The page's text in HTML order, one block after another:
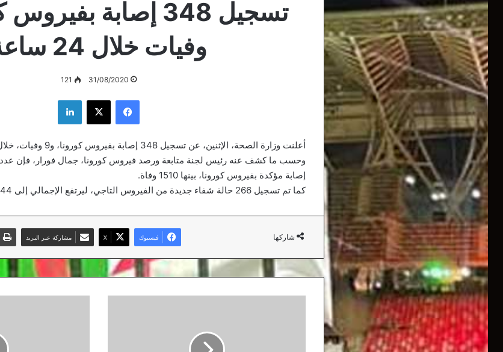
وفيات خلال 24 ساعة
31/08/2020
121
فيسبوك ‫X لينكدإن
أعلنت وزارة الصحة، الإثنين، عن تسجيل 348 إصابة بفيروس كورونا، و9 وفيات، خلال الـ24 ساعة الماضية.
إصابة مؤكدة بفيروس كورونا، بينها 1510 وفاة.
كما تم تسجيل 266 حالة شفاء جديدة من الفيروس التاجي، ليرتفع الإجمالي إلى 31244.
شاركها فيسبوك ‫X مشاركة عبر البريد